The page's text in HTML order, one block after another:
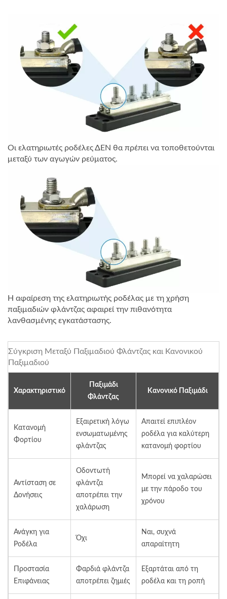
Οι ελατηριωτές ροδέλες ΔΕΝ θα πρέπει να τοποθετούνται
μεταξύ των αγωγών ρεύματος.
Η αφαίρεση της ελατηριωτής ροδέλας με τη χρήση
παξιμαδιών φλάντζας αφαιρεί την πιθανότητα
λανθασμένης εγκατάστασης.
Σύγκριση Μεταξύ Παξιμαδιού Φλάντζας και Κανονικού
Παξιμαδιού
Χαρακτηριστικό
Παξιμάδι
Φλάντζας
Κανονικό Παξιμάδι
Κατανομή
Φορτίου
Εξαιρετική λόγω
ενσωματωμένης
φλάντζας
Απαιτεί επιπλέον
ροδέλα για καλύτερη
κατανομή φορτίου
Αντίσταση σε
Δονήσεις
Οδοντωτή
φλάντζα
αποτρέπει την
χαλάρωση
Μπορεί να χαλαρώσει
με την πάροδο του
χρόνου
Ανάγκη για
Ροδέλα
Όχι
Ναι, συχνά
απαραίτητη
Προστασία
Επιφάνειας
Φαρδιά φλάντζα
αποτρέπει ζημιές
Εξαρτάται από τη
ροδέλα και τη ροπή